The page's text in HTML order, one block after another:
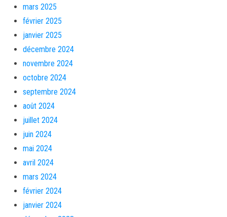
mars 2025
février 2025
janvier 2025
décembre 2024
novembre 2024
octobre 2024
septembre 2024
août 2024
juillet 2024
juin 2024
mai 2024
avril 2024
mars 2024
février 2024
janvier 2024